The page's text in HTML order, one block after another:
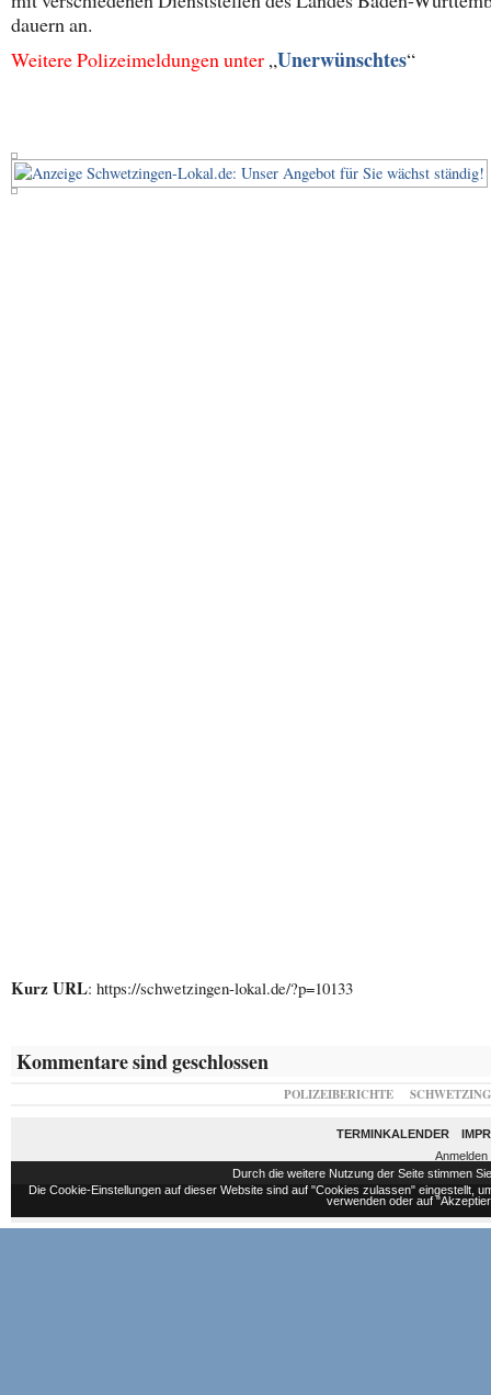
dauern an.
Weitere Polizeimeldungen unter „Unerwünschtes“
Kurz URL: https://schwetzingen-lokal.de/?p=10133
Kommentare sind geschlossen
POLIZEIBERICHTE
TERMINKALENDER
Anmelden
Durch die weitere Nutzung der Seite stimmen
Die Cookie-Einstellungen auf dieser Website sind auf "Cookies zulassen" eingestellt,
verwenden oder auf